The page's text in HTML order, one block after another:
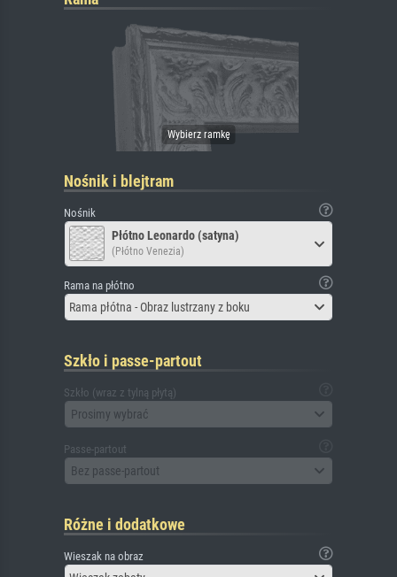
Nośnik i blejtram
Nośnik
Płótno Leonardo (satyna)
(Płótno Venezia)
Rama na płótno
Rama płótna - Obraz lustrzany z boku
Szkło i passe-partout
Szkło (wraz z tylną płytą)
Prosimy wybrać
Passe-partout
Bez passe-partout
Różne i dodatkowe
Wieszak na obraz